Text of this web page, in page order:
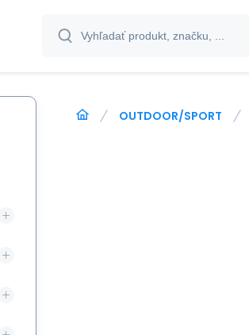
OUTDOOR/SPORT